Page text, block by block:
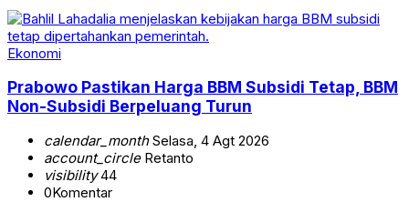
Ekonomi
Prabowo Pastikan Harga BBM Subsidi Tetap, BBM
Non-Subsidi Berpeluang Turun
calendar_monthSelasa, 4 Agt 2026
account_circleRetanto
visibility44
0Komentar